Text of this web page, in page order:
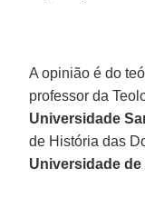
A opinião é do
professor da
Universidade
de História das
Universidade de